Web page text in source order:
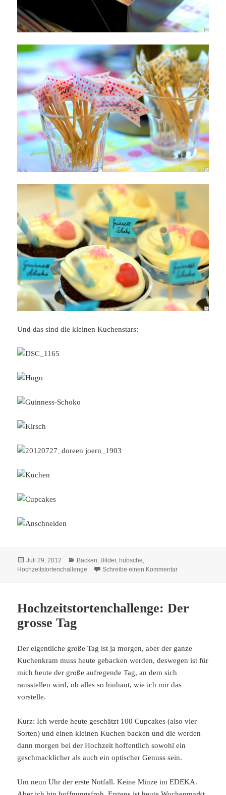
Und das sind die kleinen Kuchenstars:
Veröffentlicht
am
Juli 29, 2012 Kategorien
Backen, Bilder, hübsche,
Hochzeitstortenchallenge
Schreibe einen Kommentarzu
Hochzeitstortenchallenge: Der
grosse Tag
Der eigentliche große Tag ist ja morgen, aber der ganze
Kuchenkram muss heute gebacken werden, deswegen ist für
mich heute der große aufregende Tag, an dem sich
rausstellen wird, ob alles so hinhaut, wie ich mir das
vorstelle.
Kurz: Ich werde heute geschätzt 100 Cupcakes (also vier
Sorten) und einen kleinen Kuchen backen und die werden
dann morgen bei der Hochzeit hoffentlich sowohl ein
geschmacklicher als auch ein optischer Genuss sein.
Um neun Uhr der erste Notfall. Keine Minze im EDEKA.